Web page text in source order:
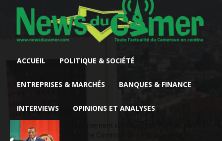
ACCUEIL POLITIQUE & SOCIÉTÉ
ENTREPRISES & MARCHÉS BANQUES & FINANCE
INTERVIEWS OPINIONS ET ANALYSES